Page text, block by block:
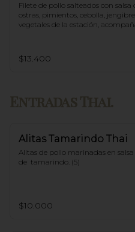
Filete de pollo salteados con salsa
ostras, pimientos, cebolla,
vegetales de la estación,
$13.400
Entradas Thai.
Alitas Tamarindo Thai
Alitas de pollo marinadas en
de  tamarindo. (5)
$10.000